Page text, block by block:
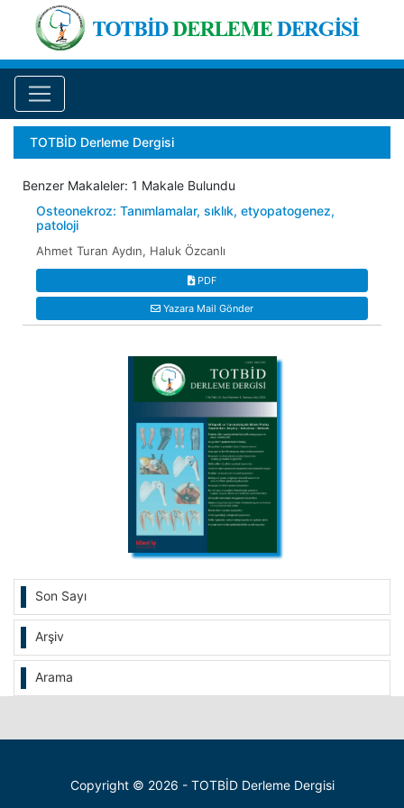
Son Sayı
Arşiv
Arama
TOTBİD Derleme Dergisi
Benzer Makaleler: 1 Makale Bulundu
Osteonekroz: Tanımlamalar, sıklık, etyopatogenez,
patoloji
Ahmet Turan Aydın, Haluk Özcanlı
PDF
Yazara Mail Gönder
Copyright © 2026 - TOTBİD Derleme Dergisi